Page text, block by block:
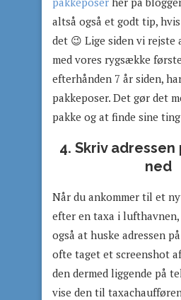
altså også et godt tip,
det 😉 Lige siden vi rejste
med vores rygsække
efterhånden 7 år siden,
pakkeposer. Det gør det
pakke og at finde sine
4. Skriv
ned
Når du ankommer til et
efter en taxa i lufthavnen,
også at huske adressen
ofte taget et screenshot
den dermed liggende på
vise den til